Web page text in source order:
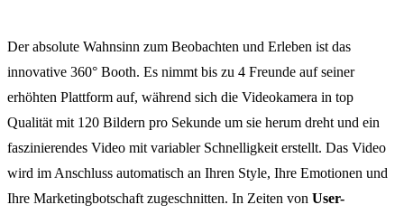
Der absolute Wahnsinn zum Beobachten und Erleben ist das
innovative 360° Booth. Es nimmt bis zu 4 Freunde auf seiner
erhöhten Plattform auf, während sich die Videokamera in top
Qualität mit 120 Bildern pro Sekunde um sie herum dreht und ein
faszinierendes Video mit variabler Schnelligkeit erstellt. Das Video
wird im Anschluss automatisch an Ihren Style, Ihre Emotionen und
Ihre Marketingbotschaft zugeschnitten. In Zeiten von User-